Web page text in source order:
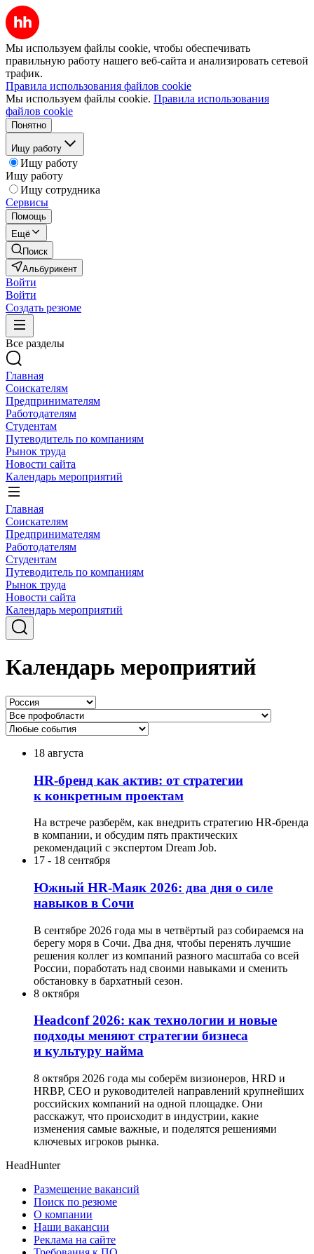
Мы используем файлы cookie, чтобы обеспечивать
правильную работу нашего веб-сайта и анализировать сетевой
трафик.
Правила использования файлов cookie
Мы используем файлы cookie. Правила использования
файлов cookie
Понятно
Ищу работу
Ищу работу
Ищу работу
Ищу сотрудника
Сервисы
Помощь
Ещё
Поиск
Альбурикент
Войти
Войти
Создать резюме
Все разделы
Главная
Соискателям
Предпринимателям
Работодателям
Студентам
Путеводитель по компаниям
Рынок труда
Новости сайта
Календарь мероприятий
Главная
Соискателям
Предпринимателям
Работодателям
Студентам
Путеводитель по компаниям
Рынок труда
Новости сайта
Календарь мероприятий
Календарь мероприятий
18 августа
HR-бренд как актив: от стратегии
к конкретным проектам
На встрече разберём, как внедрить стратегию HR-бренда
в компании, и обсудим пять практических
рекомендаций с экспертом Dream Job.
17 - 18 сентября
Южный HR-Маяк 2026: два дня о силе
навыков в Сочи
В сентябре 2026 года мы в четвёртый раз собираемся на
берегу моря в Сочи. Два дня, чтобы перенять лучшие
решения коллег из компаний разного масштаба со всей
России, поработать над своими навыками и сменить
обстановку в бархатный сезон.
8 октября
Headсonf 2026: как технологии и новые
подходы меняют стратегии бизнеса
и культуру найма
8 октября 2026 года мы соберём визионеров, HRD и
HRBP, СЕО и руководителей направлений крупнейших
российских компаний на одной площадке. Они
расскажут, что происходит в индустрии, какие
изменения самые важные, и поделятся решениями
ключевых игроков рынка.
HeadHunter
Размещение вакансий
Поиск по резюме
О компании
Наши вакансии
Реклама на сайте